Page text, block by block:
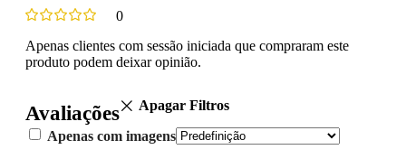
0
Avaliações Apagar Filtros
Apenas com imagens
Apenas clientes com sessão iniciada que compraram este
produto podem deixar opinião.